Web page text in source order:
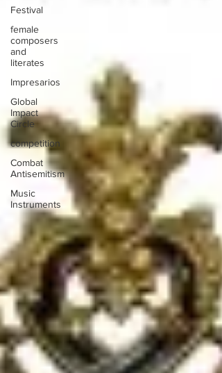
Festival
female
composers
and
literates
Impresarios
Global
Impact
Circle
competition
Combat
Antisemitism
Music
Instruments